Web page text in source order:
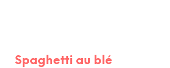
Spaghetti au blé